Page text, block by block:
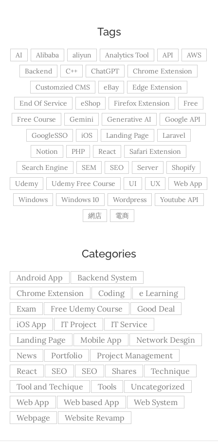
Tags
AI Alibaba aliyun Analytics Tool API
AWS
Backend
C++ ChatGPT
Chrome Extension
Customzied CMS
eBay
Edge Extension
End Of Service
eShop Firefox Extension
Free
Free Course
Gemini Generative AI
Google API
GoogleSSO
iOS Landing Page
Laravel
Notion
PHP React
Safari Extension
Search Engine
SEM SEO Server
Shopify
Udemy
Udemy Free Course UI UX
Web App
Windows
Windows 10 Wordpress
Youtube API
網店
電商
Categories
Android App
Backend System
Chrome Extension
Coding
e Learning
Exam
Free Udemy Course
Good Deal
iOS App
IT Project
IT Service
Landing Page
Mobile App
Network Desgin
News
Portfolio
Project Management
React
SEO SEO Shares
Technique
Tool and Techique
Tools
Uncategorized
Web App
Web based App
Web System
Webpage
Website Revamp